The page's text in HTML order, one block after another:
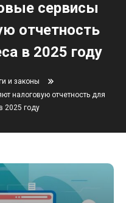
сервисы
отчетность
в 2025 году
и законы
налоговую отчетность для
2025 году